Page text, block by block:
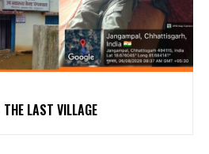
THE LAST VILLAGE